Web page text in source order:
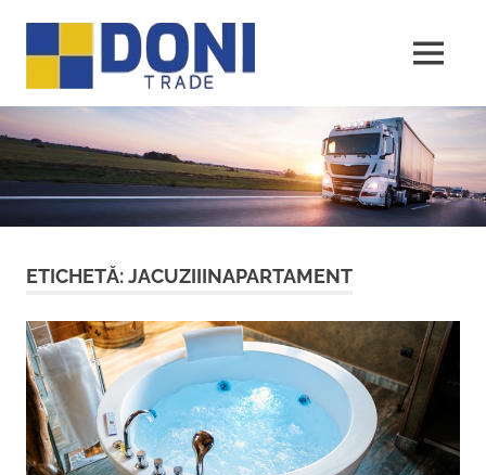
conținut
MENU
ETICHETĂ:JACUZIIINAPARTAMENT